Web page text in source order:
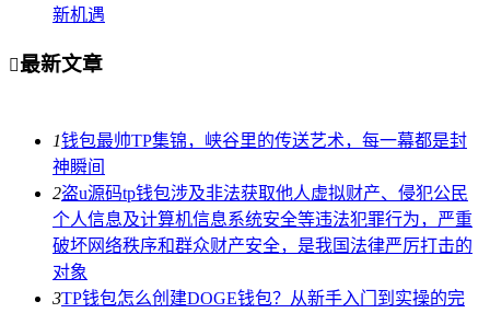
新机遇
最新文章
1钱包最帅TP集锦，峡谷里的传送艺术，每一幕都是封
神瞬间
2盗u源码tp钱包涉及非法获取他人虚拟财产、侵犯公民
个人信息及计算机信息系统安全等违法犯罪行为，严重
破坏网络秩序和群众财产安全，是我国法律严厉打击的
对象
3TP钱包怎么创建DOGE钱包？从新手入门到实操的完